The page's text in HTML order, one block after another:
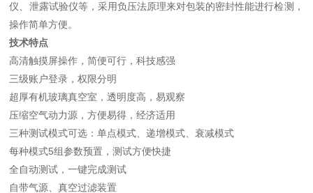
仪、泄露试验仪等，采用负压法原理来对包装的密封性能进行检测，
操作简单方便。
技术特点
高清触摸屏操作，简便可行，科技感强
三级账户登录，权限分明
超厚有机玻璃真空室，透明度高，易观察
压缩空气动力源，方便易得，经济适用
三种测试模式可选：单点模式、递增模式、衰减模式
每种模式5组参数预置，测试方便快捷
全自动测试，一键完成测试
自带气源、真空过滤装置